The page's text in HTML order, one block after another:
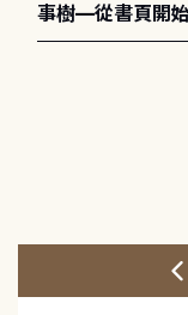
事樹—從書頁開
電章魚》